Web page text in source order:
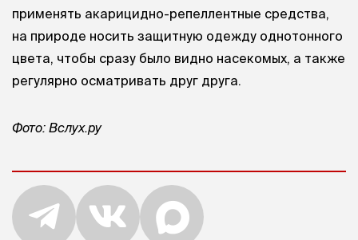
применять акарицидно-репеллентные средства,
на природе носить защитную одежду однотонного
цвета, чтобы сразу было видно насекомых, а также
регулярно осматривать друг друга.
Фото: Вслух.ру